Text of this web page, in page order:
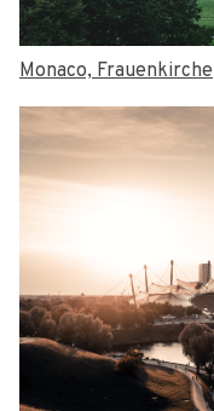
Monaco, Frauenkirche